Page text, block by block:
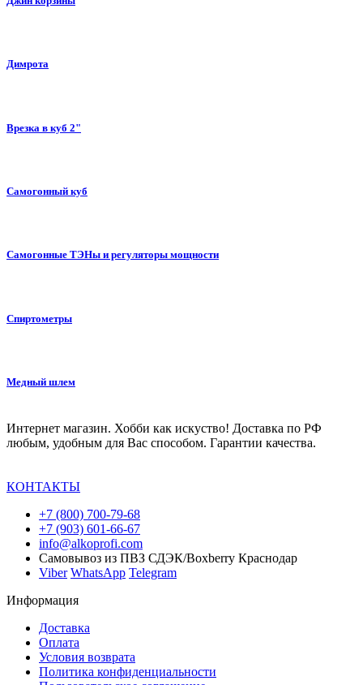
Димрота
Врезка в куб 2"
Самогонный куб
Самогонные ТЭНы и регуляторы мощности
Спиртометры
Медный шлем
Интернет магазин. Хобби как искуство! Доставка по РФ
любым, удобным для Вас способом. Гарантии качества.
КОНТАКТЫ
+7 (800) 700-79-68
+7 (903) 601-66-67
info@alkoprofi.com
Самовывоз из ПВЗ СДЭК/Boxberry Краснодар
Viber WhatsApp Telegram
Информация
Доставка
Оплата
Условия возврата
Политика конфиденциальности